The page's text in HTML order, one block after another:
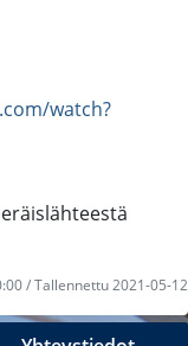
watch?
/ Tallennettu 2021-05-12